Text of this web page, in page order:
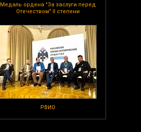
Медаль ордена "За заслуги перед
Отечеством" II степени
РВИО